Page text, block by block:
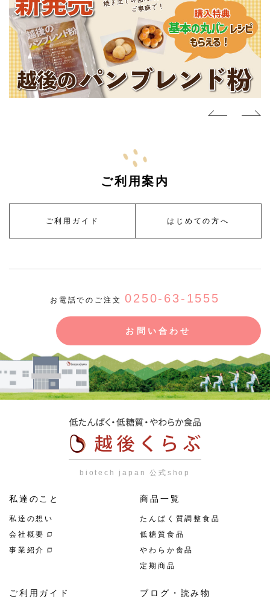
ご利用案内
ご利用ガイド はじめての方へ
お電話でのご注文0250-63-1555
お問い合わせ
biotech japan 公式shop
私達のこと
私達の想い
会社概要
事業紹介
商品一覧
たんぱく質調整食品
低糖質食品
やわらか食品
定期商品
ご利用ガイド ブログ・読み物